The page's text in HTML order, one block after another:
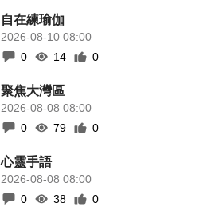
自在練瑜伽
2026-08-10 08:00
0
14 0
聚焦大灣區
2026-08-08 08:00
0
79 0
心靈手語
2026-08-08 08:00
0
38 0